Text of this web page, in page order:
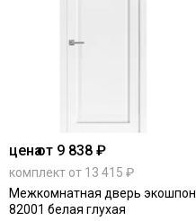
ценаот 9 838 ₽
комплект от 13 415 ₽
Межкомнатная дверь экошпон
82001 белая глухая